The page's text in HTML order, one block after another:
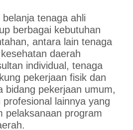
tenaga ahli
berbagai kebutuhan
antara lain tenaga
daerah
individual, tenaga
pekerjaan fisik dan
bidang pekerjaan umum,
profesional lainnya yang
pelaksanaan program